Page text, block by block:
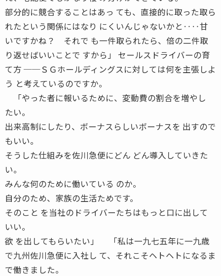
部分的に競合することはあっ ても、直接的に取った取ら
れたという関係にはなり にくいんじゃないかと‥‥甘
いですかね？ それで も一件取られたら、倍の二件取
り返せばいいことで すから」 セールスドライバーの育
て方 ──ＳＧホールディングスに対しては何を主張しよ
う と考えているのですか。
「やった者に報いるために、変動費の割合を増やし
たい。
出来高制にしたり、ボーナスらしいボーナスを 出すので
もいい。
そうした仕組みを佐川急便にどん どん導入していきた
い。
みんな何のために働いている のか。
自分のため、家族の生活ためです。
そのこと を当社のドライバーたちはもっと口に出して
いい。
欲 を出してもらいたい」 「私は一九七五年に一九歳
で九州佐川急便に入社し て、それこそヘトヘトになるま
で働きました。